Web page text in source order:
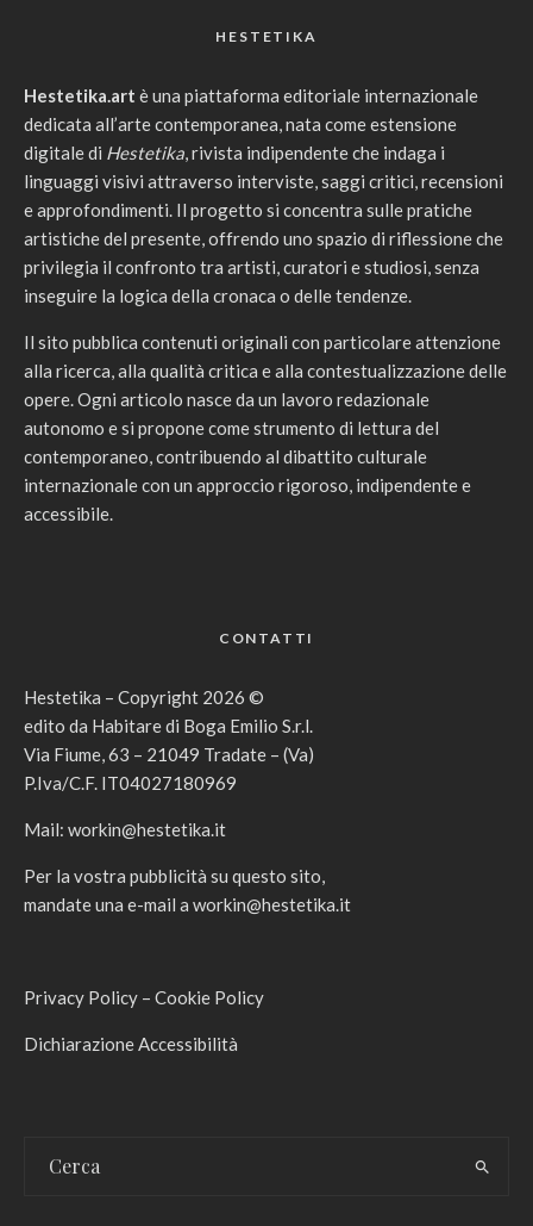
HESTETIKA
Hestetika.art è una piattaforma editoriale internazionale
dedicata all’arte contemporanea, nata come estensione
digitale di Hestetika, rivista indipendente che indaga i
linguaggi visivi attraverso interviste, saggi critici, recensioni
e approfondimenti. Il progetto si concentra sulle pratiche
artistiche del presente, offrendo uno spazio di riflessione che
privilegia il confronto tra artisti, curatori e studiosi, senza
inseguire la logica della cronaca o delle tendenze.
Il sito pubblica contenuti originali con particolare attenzione
alla ricerca, alla qualità critica e alla contestualizzazione delle
opere. Ogni articolo nasce da un lavoro redazionale
autonomo e si propone come strumento di lettura del
contemporaneo, contribuendo al dibattito culturale
internazionale con un approccio rigoroso, indipendente e
accessibile.
CONTATTI
Hestetika – Copyright 2026 ©
edito da Habitare di Boga Emilio S.r.l.
Via Fiume, 63 – 21049 Tradate – (Va)
P.Iva/C.F. IT04027180969
Mail: workin@hestetika.it
Per la vostra pubblicità su questo sito,
mandate una e-mail a workin@hestetika.it
Privacy Policy – Cookie Policy
Dichiarazione Accessibilità